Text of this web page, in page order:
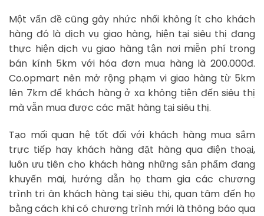
Một vấn đề cũng gây nhức nhối không ít cho khách
hàng đó là dịch vụ giao hàng, hiện tại siêu thị đang
thực hiện dịch vụ giao hàng tận nơi miễn phí trong
bán kính 5km với hóa đơn mua hàng là 200.000đ.
Co.opmart nên mở rộng phạm vi giao hàng từ 5km
lên 7km để khách hàng ở xa không tiện đến siêu thị
mà vẫn mua được các mặt hàng tại siêu thị.
Tạo mối quan hệ tốt đối với khách hàng mua sắm
trực tiếp hay khách hàng đặt hàng qua điện thoại,
luôn ưu tiên cho khách hàng những sản phẩm đang
khuyến mãi, hướng dẫn họ tham gia các chương
trình tri ân khách hàng tại siêu thị, quan tâm đến họ
bằng cách khi có chương trình mới là thông báo qua